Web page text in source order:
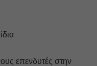
επενδυτές στην